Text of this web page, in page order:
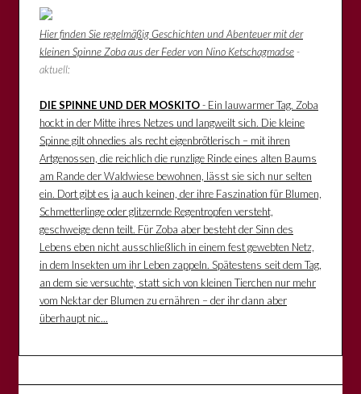
Hier finden Sie regelmäßig Geschichten und Abenteuer mit der
kleinen Spinne Zoba aus der Feder von Nino Ketschagmadse-
aktuell:
DIE SPINNE UND DER MOSKITO- Ein lauwarmer Tag. Zoba
hockt in der Mitte ihres Netzes und langweilt sich. Die kleine
Spinne gilt ohnedies als recht eigenbrötlerisch – mit ihren
Artgenossen, die reichlich die runzlige Rinde eines alten Baums
am Rande der Waldwiese bewohnen, lässt sie sich nur selten
ein. Dort gibt es ja auch keinen, der ihre Faszination für Blumen,
Schmetterlinge oder glitzernde Regentropfen versteht,
geschweige denn teilt. Für Zoba aber besteht der Sinn des
Lebens eben nicht ausschließlich in einem fest gewebten Netz,
in dem Insekten um ihr Leben zappeln. Spätestens seit dem Tag,
an dem sie versuchte, statt sich von kleinen Tierchen nur mehr
vom Nektar der Blumen zu ernähren – der ihr dann aber
überhaupt nic...